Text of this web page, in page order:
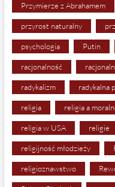
Przymierze z Abrahamem
przyrost naturalny
psychologia Putin
racjonalność
radykalizm radykalna
religia religia a
religia w USA religie
religijność młodzieży
religioznawstwo